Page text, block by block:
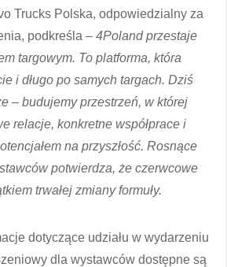
Trucks Polska, odpowiedzialny za
podkreśla – 4Poland przestaje
targowym. To platforma, która
i długo po samych targach. Dziś
– budujemy przestrzeń, w której
relacje, konkretne współprace i
na przyszłość. Rosnące
potwierdza, że czerwcowe
trwałej zmiany formuły.
dotyczące udziału w wydarzeniu
dla wystawców dostępne są